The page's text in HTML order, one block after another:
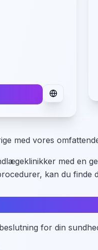
med vores
med en
kan du finde
for din